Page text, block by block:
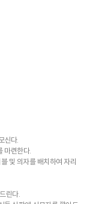
신다.
마련한다.
및 의자를 배치하여 자리
린다.